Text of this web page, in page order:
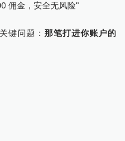
佣金，安全无风险"
键问题：那笔打进你账户的